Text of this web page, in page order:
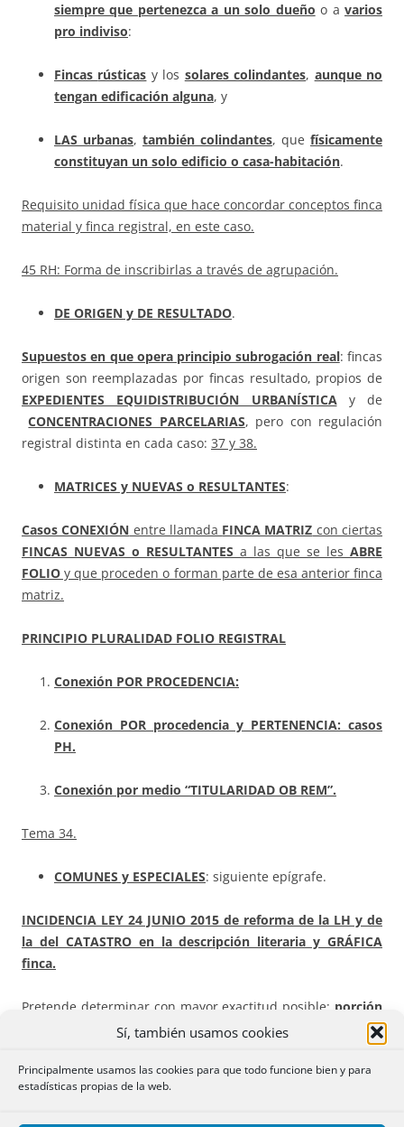
Sí, también usamos cookies
Principalmente usamos las cookies para que todo funcione bien y para
estadísticas propias de la web.
siempre que pertenezca a un solo dueño o avarios
pro indiviso:
Fincas rústicas y los solares colindantes, aunque no
tengan edificación alguna, y
LAS urbanas, también colindantes, que físicamente
constituyan un solo edificio o casa-habitación.
Requisito unidad física que hace concordar conceptos finca
material y finca registral, en este caso.
45 RH: Forma de inscribirlas a través de agrupación.
DE ORIGEN y DE RESULTADO.
Supuestos en que opera principio subrogación real: fincas
origen son reemplazadas por fincas resultado, propios de
EXPEDIENTES EQUIDISTRIBUCIÓN URBANÍSTICAy de
CONCENTRACIONES PARCELARIAS, pero con regulación
registral distinta en cada caso: 37 y 38.
MATRICES y NUEVAS o RESULTANTES:
Casos CONEXIÓN entre llamada FINCA MATRIZ con ciertas
FINCAS NUEVAS o RESULTANTES a las que se les ABRE
FOLIO y que proceden o forman parte de esa anterior finca
matriz.
PRINCIPIO PLURALIDAD FOLIO REGISTRAL
Conexión POR PROCEDENCIA:
Conexión POR procedencia y PERTENENCIA: casos
PH.
Conexión por medio “TITULARIDAD OB REM”.
Tema 34.
COMUNES y ESPECIALES: siguiente epígrafe.
INCIDENCIA LEY 24 JUNIO 2015 de reforma de la LH y de
la del CATASTRO en la descripción literaria y GRÁFICA
finca.
Pretende determinar con mayor exactitud posible: porción
de terreno sobra la que RP proyecta sus efectos
a través
inaplazable coordinación Catastro-Registro, buscando
coordinación no sólo literaria, sino también gráfica finca.